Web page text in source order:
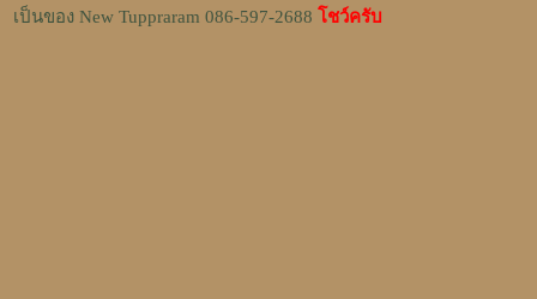
เป็นของ New Tuppraram 086-597-2688 โชว์ครับ